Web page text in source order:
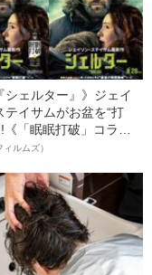
シェルター』》ジェイ
テイサムがお盆を“打
《「眠眠打破」コラ
ルムズ）